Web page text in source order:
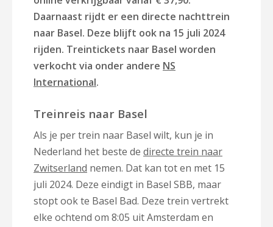
Daarnaast rijdt er een directe nachttrein
naar Basel. Deze blijft ook na 15 juli 2024
rijden. Treintickets naar Basel worden
verkocht via onder andere NS
International.
Treinreis naar Basel
Als je per trein naar Basel wilt, kun je in
Nederland het beste de directe trein naar
Zwitserland nemen. Dat kan tot en met 15
juli 2024. Deze eindigt in Basel SBB, maar
stopt ook te Basel Bad. Deze trein vertrekt
elke ochtend om 8:05 uit Amsterdam en